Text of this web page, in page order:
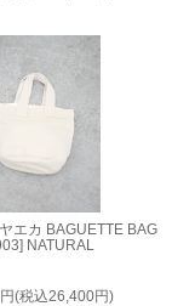
エカ BAGUETTE BAG
NATURAL
(税込26,400円)